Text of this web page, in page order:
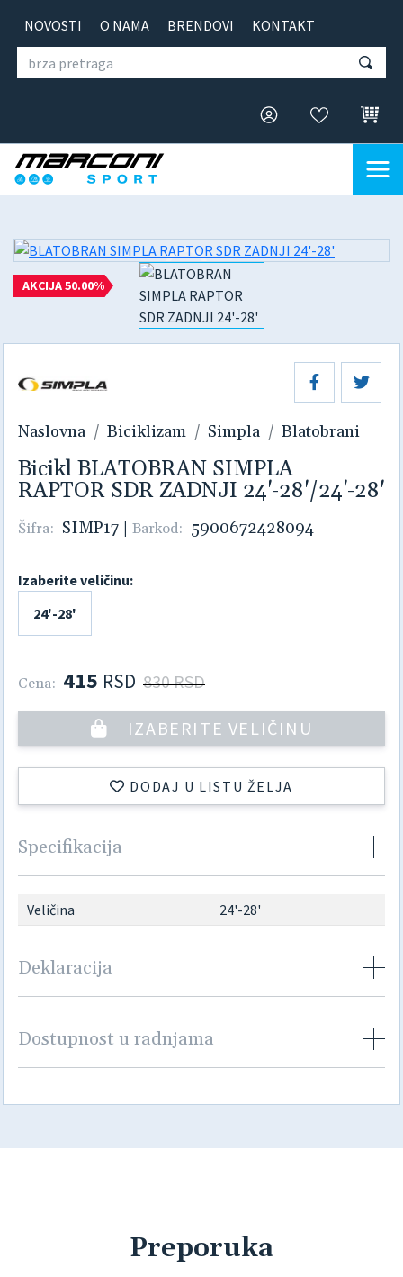
NOVOSTI O NAMA BRENDOVI KONTAKT
AKCIJA 50.00%
Naslovna Biciklizam Simpla Blatobrani
Bicikl BLATOBRAN SIMPLA
RAPTOR SDR ZADNJI 24'-28'/24'-28'
Šifra: SIMP17 | Barkod: 5900672428094
Izaberite veličinu:
24'-28'
Cena: 415 RSD 830 RSD
IZABERITE VELIČINU
DODAJ U LISTU ŽELJA
Specifikacija
Veličina 24'-28'
Deklaracija
Dostupnost u radnjama
Preporuka